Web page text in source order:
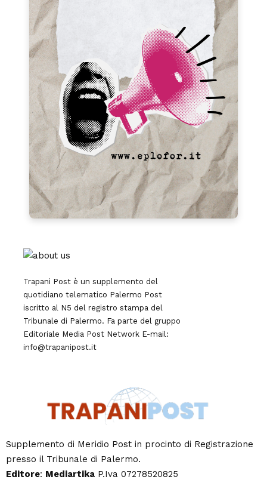
Trapani Post è un supplemento del
quotidiano telematico Palermo Post
iscritto al N5 del registro stampa del
Tribunale di Palermo. Fa parte del gruppo
Editoriale Media Post Network E-mail:
info@trapanipost.it
Supplemento di Meridio Post in procinto di Registrazione
presso il Tribunale di Palermo.
Editore: Mediartika P.Iva 07278520825